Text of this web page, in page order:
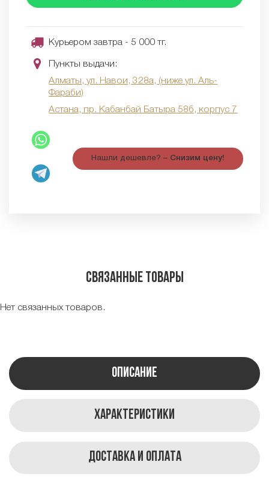
Курьером завтра - 5 000 тг.
Пункты выдачи:
Алматы, ул. Навои, 328а, (ниже ул. Аль-
Фараби)
Астана, пр. Кабанбай Батыра 58б, корпус 7
Нашли дешевле? – Снизим цену!
Связанные товары
Нет связанных товаров.
Описание
Характеристики
Доставка и оплата